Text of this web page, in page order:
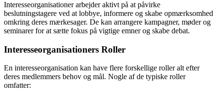
Interesseorganisationer arbejder aktivt på at påvirke
beslutningstagere ved at lobbye, informere og skabe opmærksomhed
omkring deres mærkesager. De kan arrangere kampagner, møder og
seminarer for at sætte fokus på vigtige emner og skabe debat.
Interesseorganisationers Roller
En interesseorganisation kan have flere forskellige roller alt efter
deres medlemmers behov og mål. Nogle af de typiske roller
omfatter: